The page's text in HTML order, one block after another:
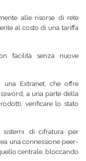
alle risorse di rete
al costo di una tariffa
facilità senza nuove
Extranet, che offre
a una parte della
verificare lo stato
di cifratura per
una connessione peer-
centrale, bloccando